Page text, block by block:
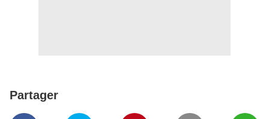
Partager